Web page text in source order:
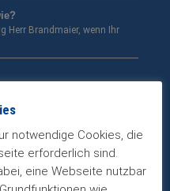
Herr Brandmaier, wenn Ihr
um 15 Uhr*
notwendige Cookies, die
erforderlich sind.
eine Webseite nutzbar